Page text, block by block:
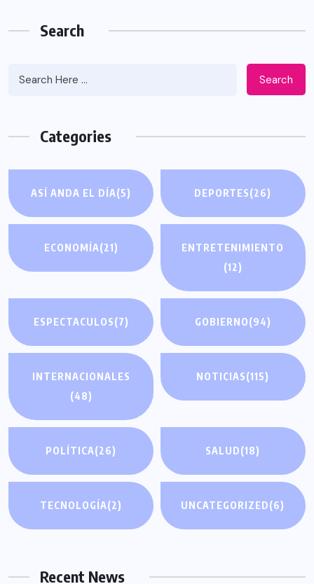
Search
Search
Categories
ASÍ ANDA EL DÍA(5) DEPORTES(26)
ECONOMÍA(21)
ENTRETENIMIENTO
(12)
ESPECTACULOS(7) GOBIERNO(94)
INTERNACIONALES
(48)
NOTICIAS(115)
POLÍTICA(26) SALUD(18)
TECNOLOGÍA(2) UNCATEGORIZED(6)
Recent News